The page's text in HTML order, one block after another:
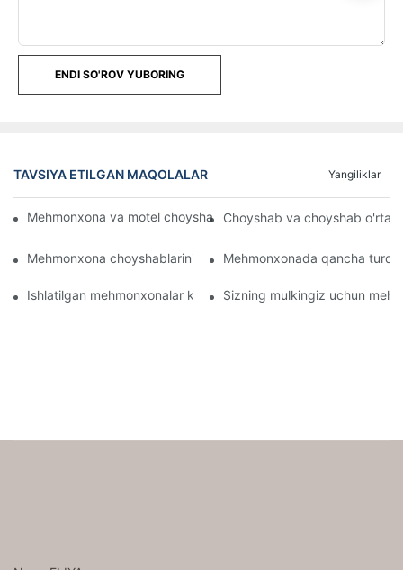
ENDI SO'ROV YUBORING
TAVSIYA ETILGAN MAQOLALAR Yangiliklar
Mehmonxona va motel choyshablarini ulgurji Onlaynda sotib
Choyshab va choyshab
Mehmonxona choyshablarini nima shunchalik qulay qiladi
Mehmonxonada qancha
Ishlatilgan mehmonxonalar kabi sifatli varaqlarni qanday topish
Sizning mulkingiz uchun